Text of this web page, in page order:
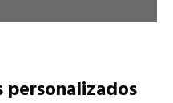
personalizados